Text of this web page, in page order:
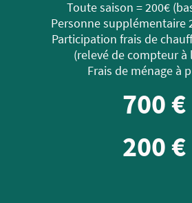
Toute saison = 200€
Personne supplémentaire
Participation frais de
(relevé de compteur à
Frais de ménage à
700 €
200 €